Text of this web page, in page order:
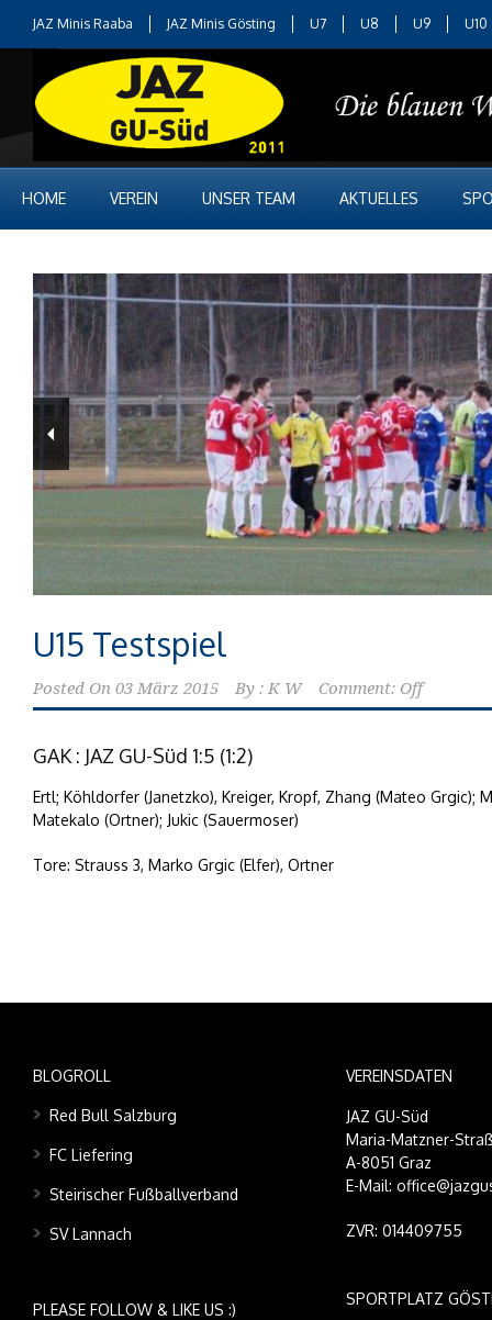
JAZ Minis Raaba JAZ Minis Gösting U7 U8 U9 U10
HOME VEREIN UNSER TEAM AKTUELLES
U15 Testspiel
Posted On 03 März 2015 By : K W Comment: Off
GAK : JAZ GU-Süd 1:5 (1:2)
Ertl; Köhldorfer (Janetzko), Kreiger, Kropf, Zhang (Mateo Grgic);
Matekalo (Ortner); Jukic (Sauermoser)
Tore: Strauss 3, Marko Grgic (Elfer), Ortner
BLOGROLL
Red Bull Salzburg
FC Liefering
Steirischer Fußballverband
SV Lannach
PLEASE FOLLOW & LIKE US :)
VEREINSDATEN
JAZ GU-Süd
Maria-Matzner-
A-8051 Graz
E-Mail:
ZVR: 014409755
SPORTPLATZ